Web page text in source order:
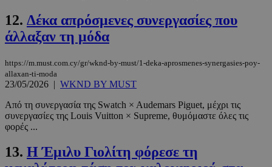
12. Δέκα απρόσμενες συνεργασίες που
άλλαξαν τη μόδα
https://m.must.com.cy/gr/wknd-by-must/1-deka-aprosmenes-synergasies-poy-
allaxan-ti-moda
23/05/2026 | WKND BY MUST
Από τη συνεργασία της Swatch × Audemars Piguet, μέχρι τις
συνεργασίες της Louis Vuitton × Supreme, θυμόμαστε όλες τις
φορές ...
13. Η Έμιλυ Γιολίτη φόρεσε τη